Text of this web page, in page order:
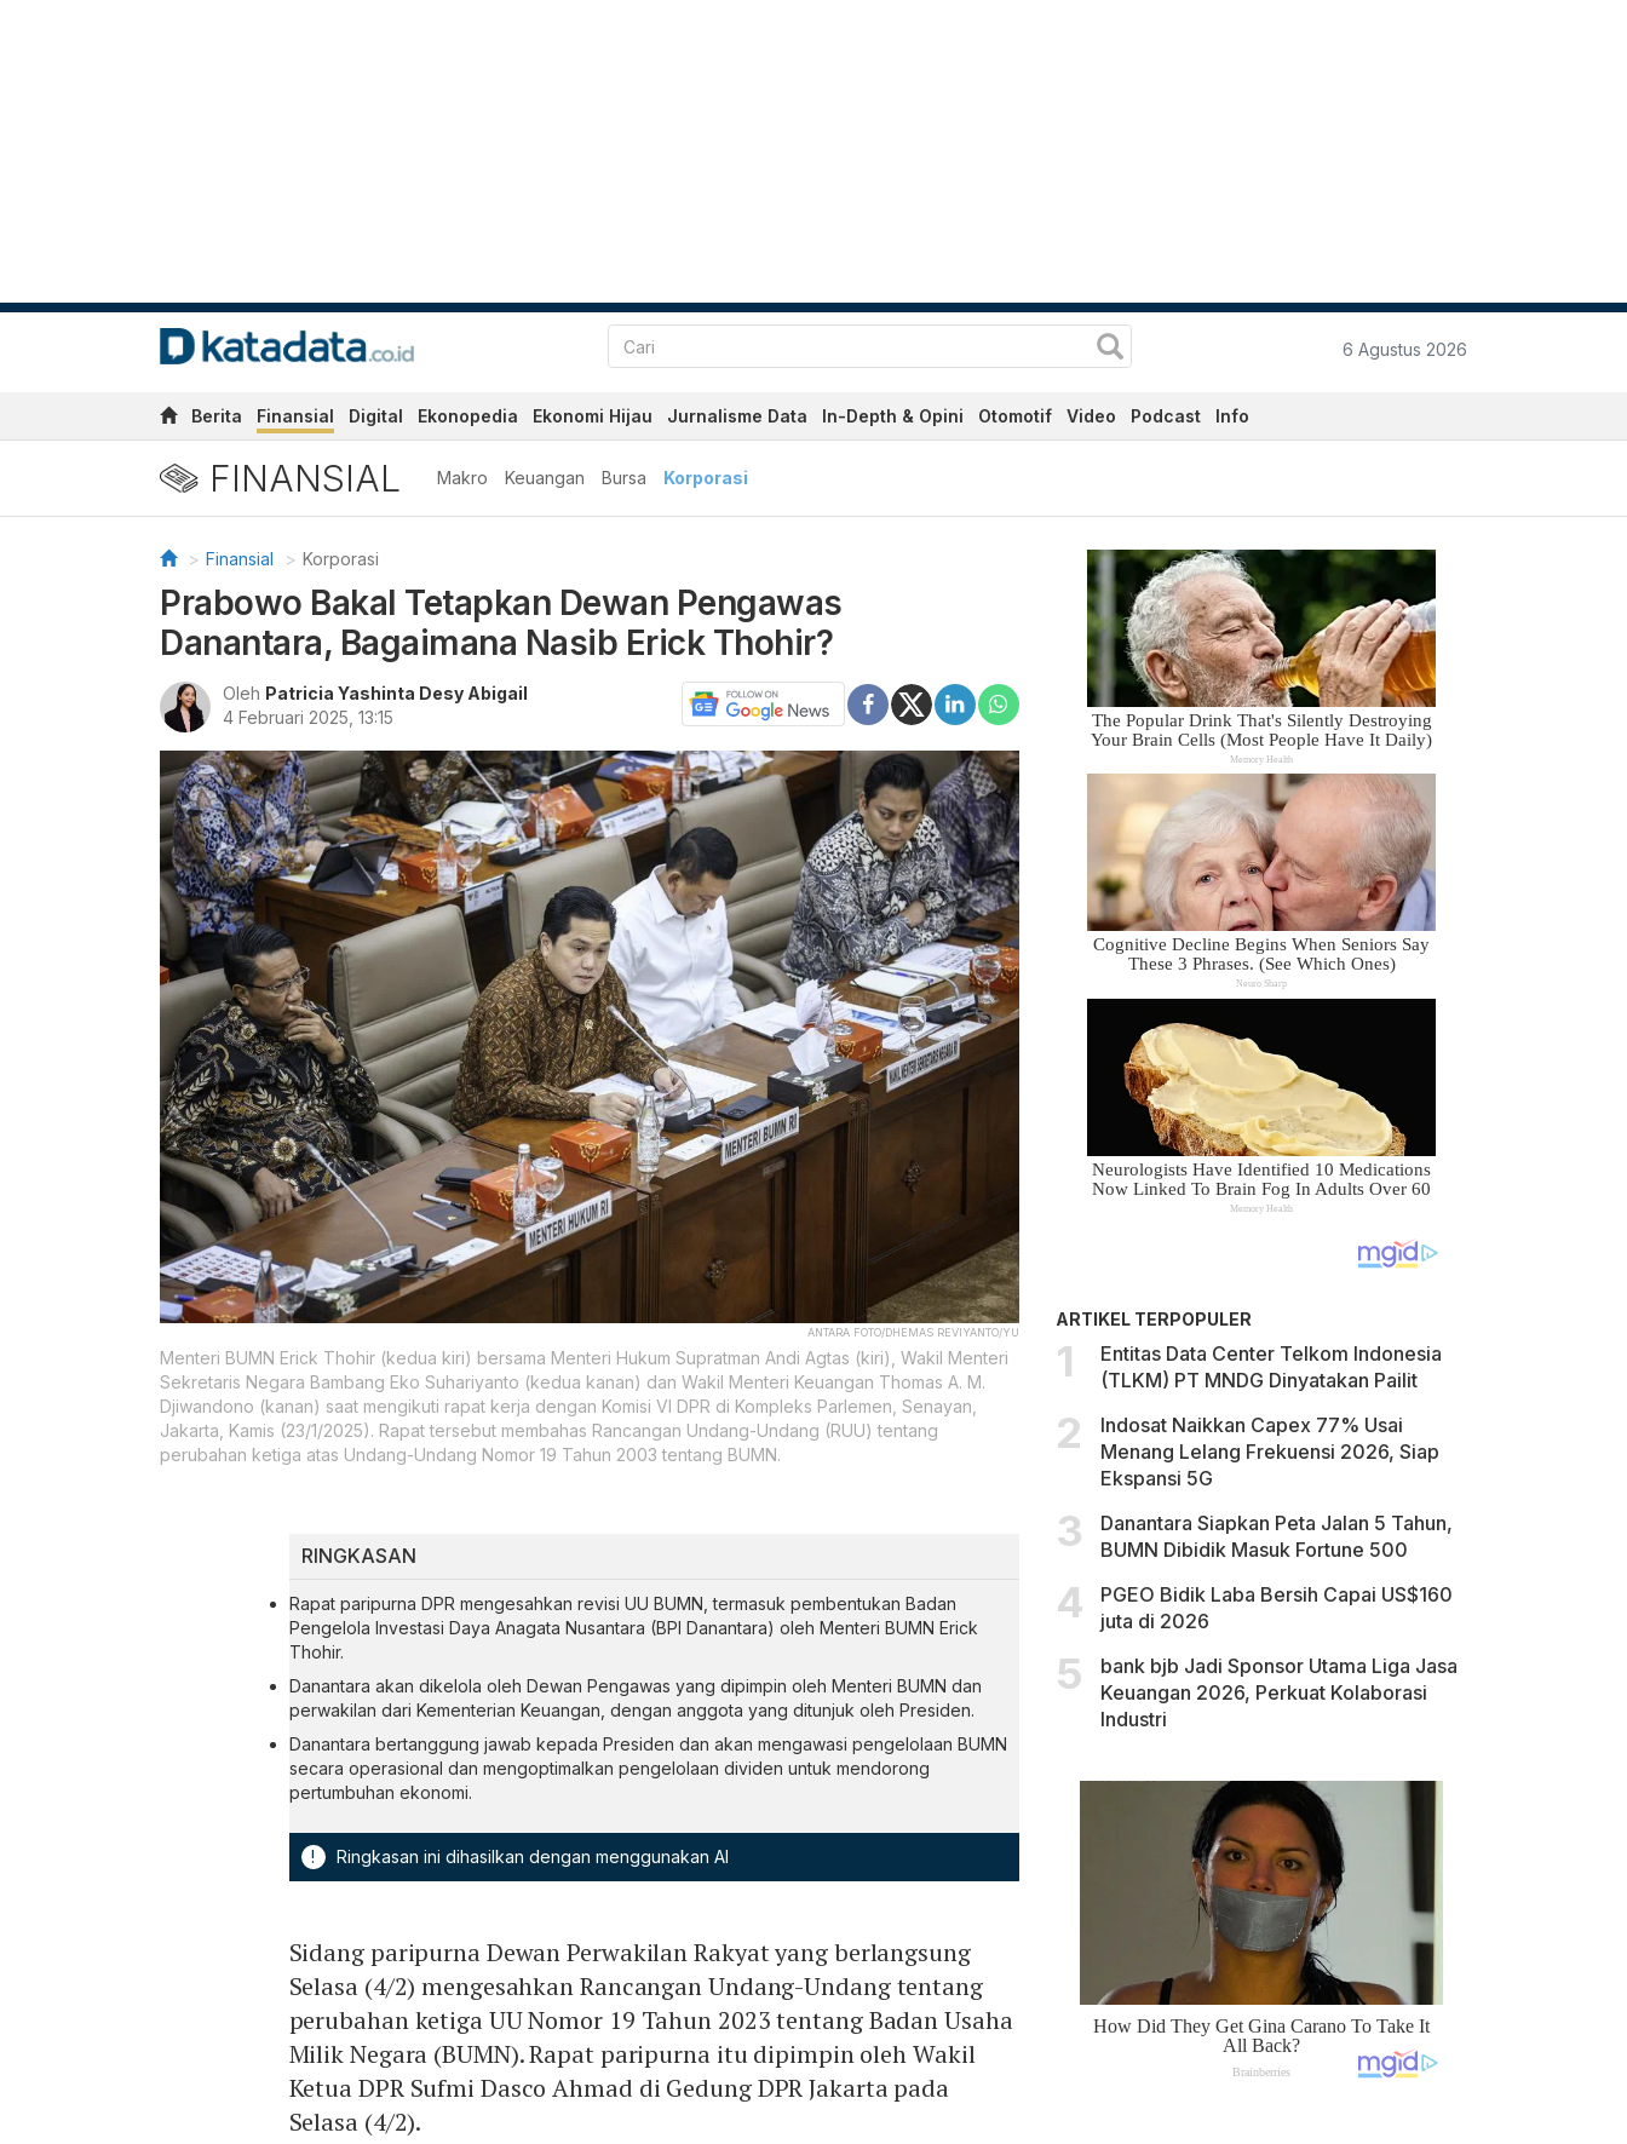
6 Agustus 2026
Berita Finansial Digital Ekonopedia Ekonomi Hijau Jurnalisme Data In-Depth & Opini Otomotif Video Podcast Info
FINANSIAL Makro Keuangan Bursa Korporasi
Finansial Korporasi
Prabowo Bakal Tetapkan Dewan Pengawas
Danantara, Bagaimana Nasib Erick Thohir?
Oleh Patricia Yashinta Desy Abigail
4 Februari 2025, 13:15
ANTARA FOTO/DHEMAS REVIYANTO/YU
Menteri BUMN Erick Thohir (kedua kiri) bersama Menteri Hukum Supratman Andi Agtas (kiri), Wakil Menteri
Sekretaris Negara Bambang Eko Suhariyanto (kedua kanan) dan Wakil Menteri Keuangan Thomas A. M.
Djiwandono (kanan) saat mengikuti rapat kerja dengan Komisi VI DPR di Kompleks Parlemen, Senayan,
Jakarta, Kamis (23/1/2025). Rapat tersebut membahas Rancangan Undang-Undang (RUU) tentang
perubahan ketiga atas Undang-Undang Nomor 19 Tahun 2003 tentang BUMN.
RINGKASAN
Rapat paripurna DPR mengesahkan revisi UU BUMN, termasuk pembentukan Badan
Pengelola Investasi Daya Anagata Nusantara (BPI Danantara) oleh Menteri BUMN Erick
Thohir.
Danantara akan dikelola oleh Dewan Pengawas yang dipimpin oleh Menteri BUMN dan
perwakilan dari Kementerian Keuangan, dengan anggota yang ditunjuk oleh Presiden.
Danantara bertanggung jawab kepada Presiden dan akan mengawasi pengelolaan BUMN
secara operasional dan mengoptimalkan pengelolaan dividen untuk mendorong
pertumbuhan ekonomi.
! Ringkasan ini dihasilkan dengan menggunakan AI
Sidang paripurna Dewan Perwakilan Rakyat yang berlangsung
Selasa (4/2) mengesahkan Rancangan Undang-Undang tentang
perubahan ketiga UU Nomor 19 Tahun 2023 tentang Badan Usaha
Milik Negara (BUMN). Rapat paripurna itu dipimpin oleh Wakil
Ketua DPR Sufmi Dasco Ahmad di Gedung DPR Jakarta pada
Selasa (4/2).
ARTIKEL TERPOPULER
Entitas Data Center Telkom Indonesia
(TLKM) PT MNDG Dinyatakan Pailit
Indosat Naikkan Capex 77% Usai
Menang Lelang Frekuensi 2026, Siap
Ekspansi 5G
Danantara Siapkan Peta Jalan 5 Tahun,
BUMN Dibidik Masuk Fortune 500
PGEO Bidik Laba Bersih Capai US$160
juta di 2026
bank bjb Jadi Sponsor Utama Liga Jasa
Keuangan 2026, Perkuat Kolaborasi
Industri